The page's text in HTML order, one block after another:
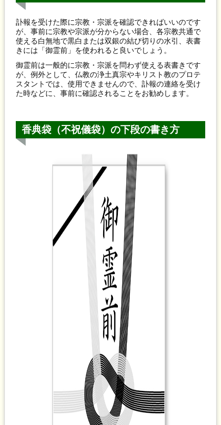
訃報を受けた際に宗教・宗派を確認できればいいのです
が、事前に宗教や宗派が分からない場合、各宗教共通で
使える白無地で黒白または双銀の結び切りの水引、表書
きには「御霊前」を使われると良いでしょう。
御霊前は一般的に宗教・宗派を問わず使える表書きです
が、例外として、仏教の浄土真宗やキリスト教のプロテ
スタントでは、使用できませんので、訃報の連絡を受け
た時などに、事前に確認されることをお勧めします。
香典袋（不祝儀袋）の下段の書き方